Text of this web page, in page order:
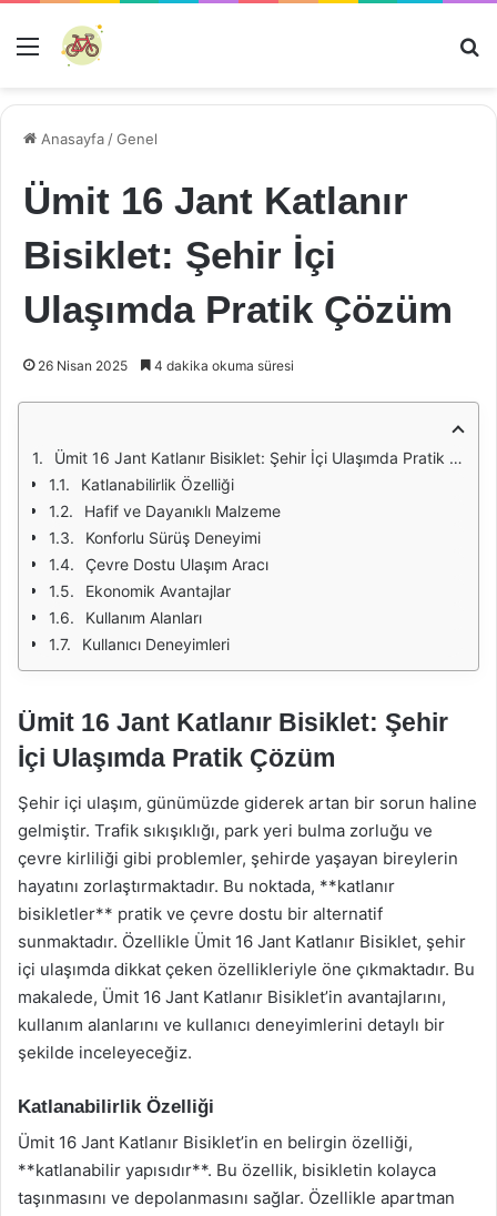
Menü
Anasayfa /Genel
Ümit 16 Jant Katlanır
Bisiklet: Şehir İçi
Ulaşımda Pratik Çözüm
26 Nisan 2025 4 dakika okuma süresi
Ümit 16 Jant Katlanır Bisiklet: Şehir İçi Ulaşımda Pratik Çözüm
Katlanabilirlik Özelliği
Hafif ve Dayanıklı Malzeme
Konforlu Sürüş Deneyimi
Çevre Dostu Ulaşım Aracı
Ekonomik Avantajlar
Kullanım Alanları
Kullanıcı Deneyimleri
Ümit 16 Jant Katlanır Bisiklet: Şehir
İçi Ulaşımda Pratik Çözüm
Şehir içi ulaşım, günümüzde giderek artan bir sorun haline
gelmiştir. Trafik sıkışıklığı, park yeri bulma zorluğu ve
çevre kirliliği gibi problemler, şehirde yaşayan bireylerin
hayatını zorlaştırmaktadır. Bu noktada, **katlanır
bisikletler** pratik ve çevre dostu bir alternatif
sunmaktadır. Özellikle Ümit 16 Jant Katlanır Bisiklet, şehir
içi ulaşımda dikkat çeken özellikleriyle öne çıkmaktadır. Bu
makalede, Ümit 16 Jant Katlanır Bisiklet’in avantajlarını,
kullanım alanlarını ve kullanıcı deneyimlerini detaylı bir
şekilde inceleyeceğiz.
Katlanabilirlik Özelliği
Ümit 16 Jant Katlanır Bisiklet’in en belirgin özelliği,
**katlanabilir yapısıdır**. Bu özellik, bisikletin kolayca
taşınmasını ve depolanmasını sağlar. Özellikle apartman